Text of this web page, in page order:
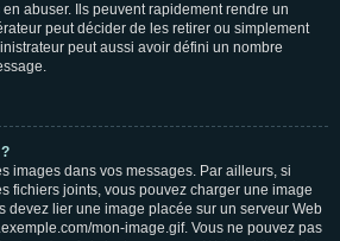
abuser. Ils peuvent rapidement rendre un
peut décider de les retirer ou simplement
peut aussi avoir défini un nombre
images dans vos messages. Par ailleurs, si
fichiers joints, vous pouvez charger une image
devez lier une image placée sur un serveur Web
mon-image.gif. Vous ne pouvez pas